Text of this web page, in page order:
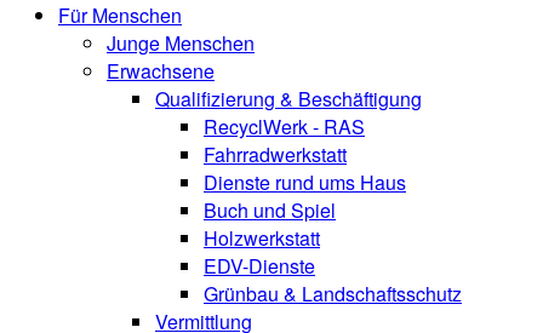
Für Menschen
Junge Menschen
Erwachsene
Qualifizierung & Beschäftigung
RecyclWerk - RAS
Fahrradwerkstatt
Dienste rund ums Haus
Buch und Spiel
Holzwerkstatt
EDV-Dienste
Grünbau & Landschaftsschutz
Vermittlung